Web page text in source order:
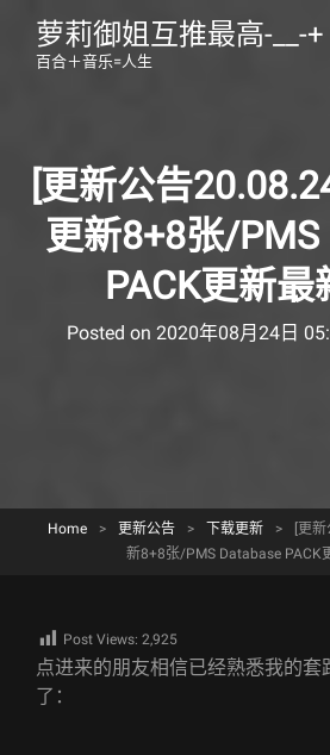
萝莉御姐互推最高-__-+
百合＋音乐=人生
[更新公告
更新8+8张/PMS
PACK更新最
Posted on 2020年08月24日
Home > 更新公告 > 下载更新 >
[更
新8+8张/PMS Database PACK
Post Views: 2,925
点进来的朋友相信已经熟悉我的
了：